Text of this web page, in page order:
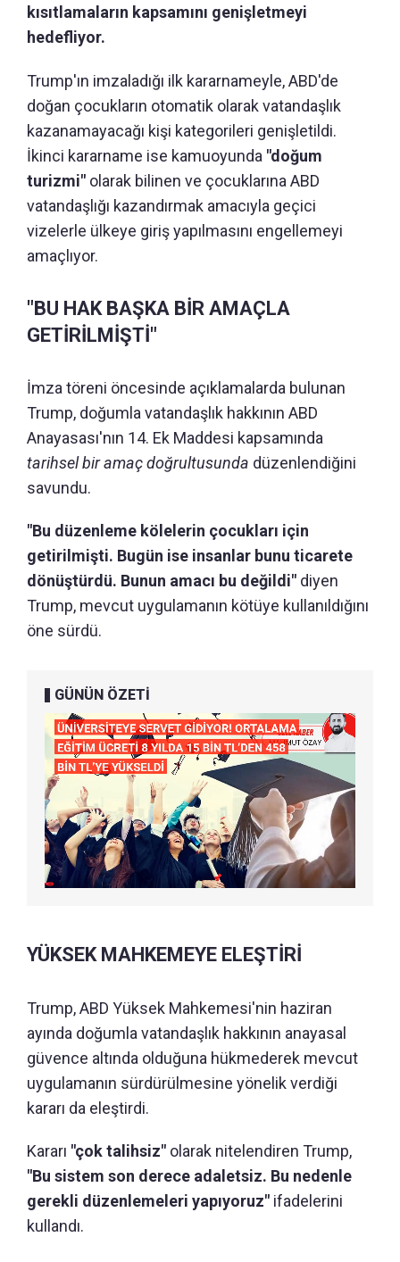
kısıtlamaların kapsamını genişletmeyi
hedefliyor.
Trump'ın imzaladığı ilk kararnameyle, ABD'de
doğan çocukların otomatik olarak vatandaşlık
kazanamayacağı kişi kategorileri genişletildi.
İkinci kararname ise kamuoyunda "doğum
turizmi" olarak bilinen ve çocuklarına ABD
vatandaşlığı kazandırmak amacıyla geçici
vizelerle ülkeye giriş yapılmasını engellemeyi
amaçlıyor.
"BU HAK BAŞKA BİR AMAÇLA
GETİRİLMİŞTİ"
İmza töreni öncesinde açıklamalarda bulunan
Trump, doğumla vatandaşlık hakkının ABD
Anayasası'nın 14. Ek Maddesi kapsamında
tarihsel bir amaç doğrultusunda düzenlendiğini
savundu.
"Bu düzenleme kölelerin çocukları için
getirilmişti. Bugün ise insanlar bunu ticarete
dönüştürdü. Bunun amacı bu değildi" diyen
Trump, mevcut uygulamanın kötüye kullanıldığını
öne sürdü.
GÜNÜN ÖZETİ
YÜKSEK MAHKEMEYE ELEŞTİRİ
Trump, ABD Yüksek Mahkemesi'nin haziran
ayında doğumla vatandaşlık hakkının anayasal
güvence altında olduğuna hükmederek mevcut
uygulamanın sürdürülmesine yönelik verdiği
kararı da eleştirdi.
Kararı "çok talihsiz" olarak nitelendiren Trump,
"Bu sistem son derece adaletsiz. Bu nedenle
gerekli düzenlemeleri yapıyoruz" ifadelerini
kullandı.